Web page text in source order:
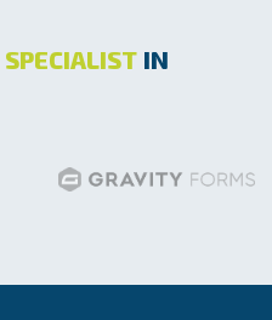
SPECIALIST IN